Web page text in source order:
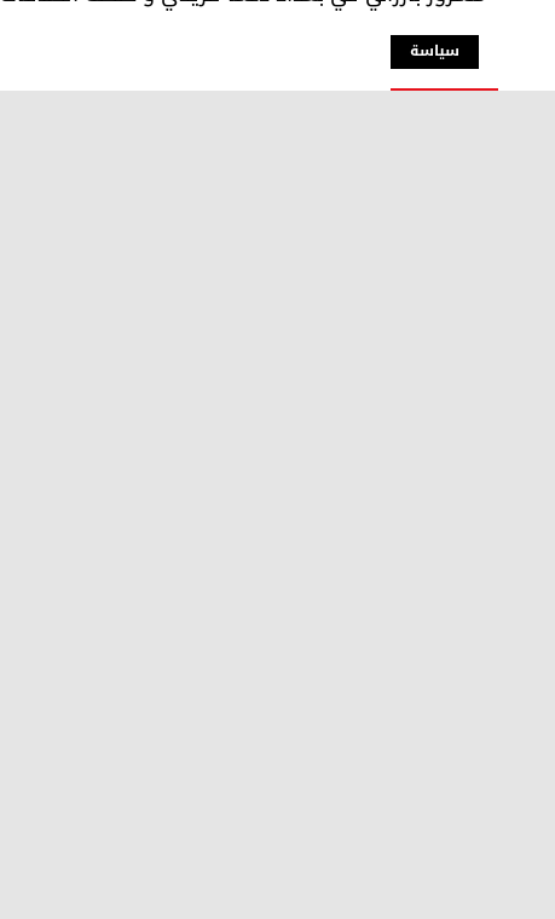
سیاسة